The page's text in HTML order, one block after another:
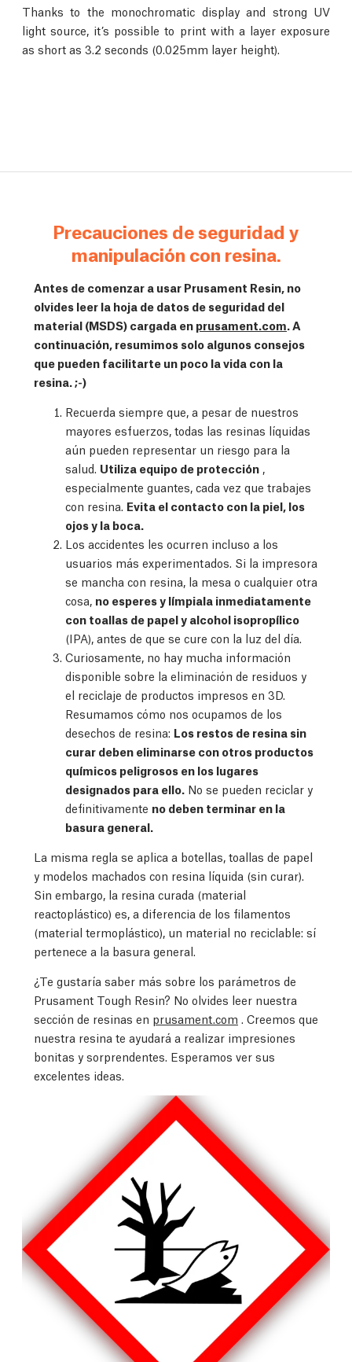
Thanks to the monochromatic display and strong UV
light source, it’s possible to print with a layer exposure
as short as 3.2 seconds (0.025mm layer height).
Precauciones de seguridad y
manipulación con resina.
Antes de comenzar a usar Prusament Resin, no
olvides leer la hoja de datos de seguridad del
material (MSDS) cargada en prusament.com. A
continuación, resumimos solo algunos consejos
que pueden facilitarte un poco la vida con la
resina. ;-)
Recuerda siempre que, a pesar de nuestros
mayores esfuerzos, todas las resinas líquidas
aún pueden representar un riesgo para la
salud. Utiliza equipo de protección
especialmente guantes, cada vez que trabajes
con resina. Evita el contacto con la piel, los
ojos y la boca.
Los accidentes les ocurren incluso a los
usuarios más experimentados. Si la impresora
se mancha con resina, la mesa o cualquier otra
cosa, no esperes y límpiala inmediatamente
con toallas de papel y alcohol isopropílico
(IPA), antes de que se cure con la luz del día.
Curiosamente, no hay mucha información
disponible sobre la eliminación de residuos y
el reciclaje de productos impresos en 3D.
Resumamos cómo nos ocupamos de los
desechos de resina: Los restos de resina sin
curar deben eliminarse con otros productos
químicos peligrosos en los lugares
designados para ello. No se pueden reciclar y
definitivamente no deben terminar en la
basura general.
La misma regla se aplica a botellas, toallas de papel
y modelos machados con resina líquida (sin curar).
Sin embargo, la resina curada (material
reactoplástico) es, a diferencia de los filamentos
(material termoplástico), un material no reciclable: sí
pertenece a la basura general.
¿Te gustaría saber más sobre los parámetros de
Prusament Tough Resin? No olvides leer nuestra
sección de resinas en prusament.com . Creemos que
nuestra resina te ayudará a realizar impresiones
bonitas y sorprendentes. Esperamos ver sus
excelentes ideas.